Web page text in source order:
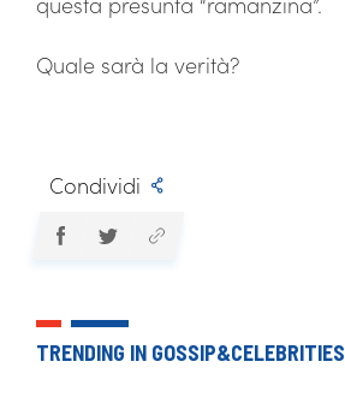
Quale sarà la verità?
Condividi
TRENDING IN GOSSIP&CELEBRITIES